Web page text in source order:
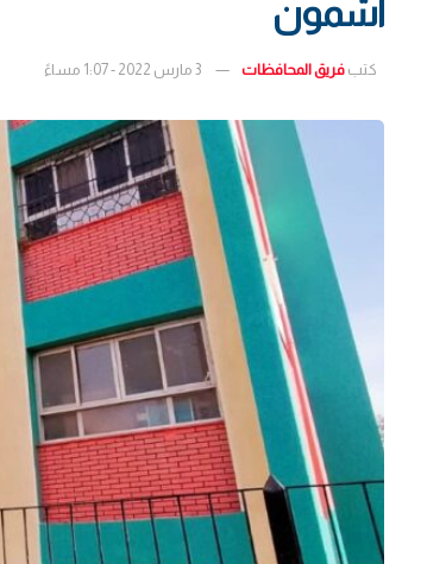
أشمون
كتب فريق المحافظات 3 مارس 2022 - 1:07 مساءً